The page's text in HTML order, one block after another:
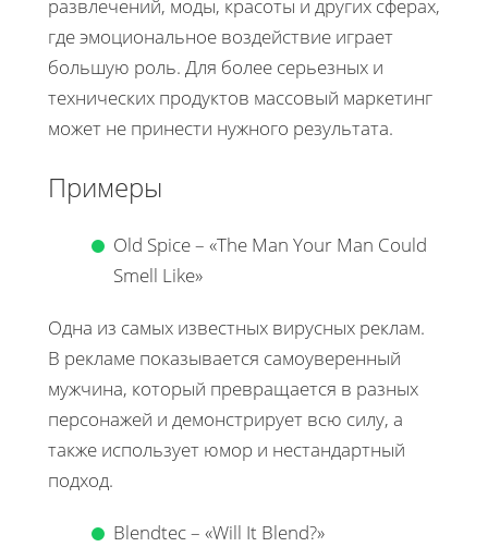
развлечений, моды, красоты и других сферах,
где эмоциональное воздействие играет
большую роль. Для более серьезных и
технических продуктов массовый маркетинг
может не принести нужного результата.
Примеры
Old Spice – «The Man Your Man Could
Smell Like»
Одна из самых известных вирусных реклам.
В рекламе показывается самоуверенный
мужчина, который превращается в разных
персонажей и демонстрирует всю силу, а
также использует юмор и нестандартный
подход.
Blendtec – «Will It Blend?»